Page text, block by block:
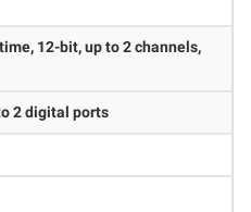
12-bit, up to 2 channels,
2 digital ports